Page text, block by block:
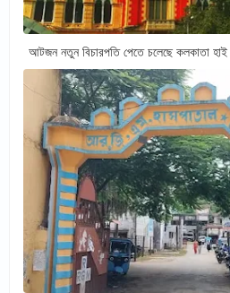
আটজন নতুন বিচারপতি পেতে চলেছে কলকাতা